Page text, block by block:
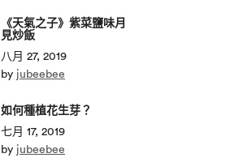
《天氣之子》紫菜鹽味月
見炒飯
八月 27, 2019
by jubeebee
如何種植花生芽？
七月 17, 2019
by jubeebee